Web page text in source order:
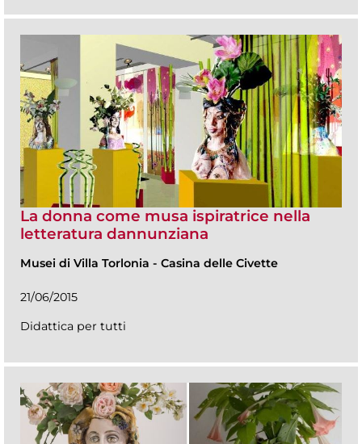
La donna come musa ispiratrice nella
letteratura dannunziana
Musei di Villa Torlonia - Casina delle Civette
21/06/2015
Didattica per tutti